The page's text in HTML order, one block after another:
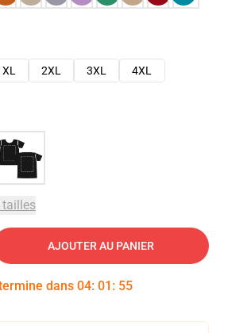
XL 2XL 3XL
4XL
tailles
AJOUTER AU PANIER
dans 04: 01 : 54